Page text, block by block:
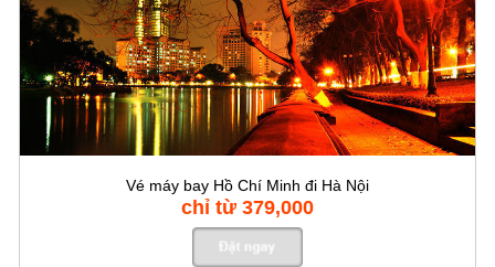
Vé máy bay Hồ Chí Minh đi Hà Nội
chỉ từ 379,000